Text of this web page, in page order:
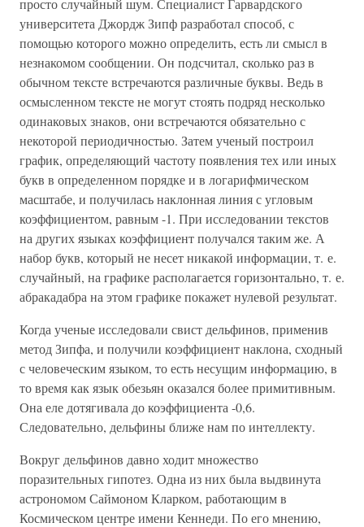
просто случайный шум. Специалист Гарвардского
университета Джордж Зипф разработал способ, с
помощью которого можно определить, есть ли смысл в
незнакомом сообщении. Он подсчитал, сколько раз в
обычном тексте встречаются различные буквы. Ведь в
осмысленном тексте не могут стоять подряд несколько
одинаковых знаков, они встречаются обязательно с
некоторой периодичностью. Затем ученый построил
график, определяющий частоту появления тех или иных
букв в определенном порядке и в логарифмическом
масштабе, и получилась наклонная линия с угловым
коэффициентом, равным -1. При исследовании текстов
на других языках коэффициент получался таким же. А
набор букв, который не несет никакой информации, т. е.
случайный, на графике располагается горизонтально, т. е.
абракадабра на этом графике покажет нулевой результат.
Когда ученые исследовали свист дельфинов, применив
метод Зипфа, и получили коэффициент наклона, сходный
с человеческим языком, то есть несущим информацию, в
то время как язык обезьян оказался более примитивным.
Она еле дотягивала до коэффициента -0,6.
Следовательно, дельфины ближе нам по интеллекту.
Вокруг дельфинов давно ходит множество
поразительных гипотез. Одна из них была выдвинута
астрономом Саймоном Кларком, работающим в
Космическом центре имени Кеннеди. По его мнению,